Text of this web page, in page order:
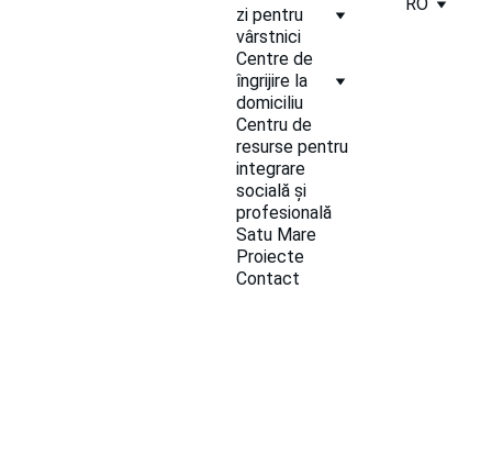
zi pentru
vârstnici
Centre de
îngrijire la
domiciliu
Centru de
resurse pentru
integrare
socială și
profesională
Satu Mare
Proiecte
Contact